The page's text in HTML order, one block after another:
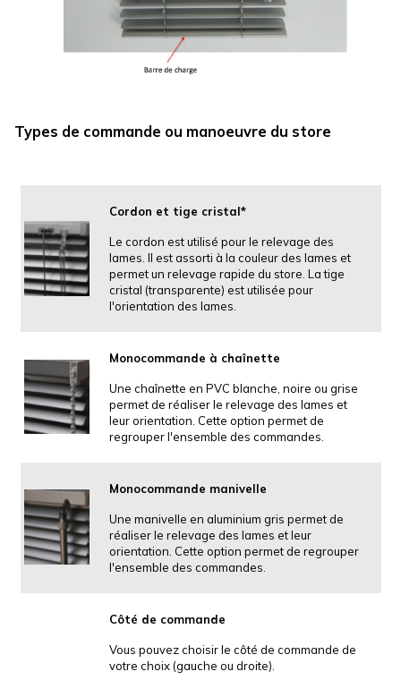
Types de commande ou manoeuvre du store
Cordon et tige cristal*
Le cordon est utilisé pour le relevage des
lames. Il est assorti à la couleur des lames et
permet un relevage rapide du store. La tige
cristal (transparente) est utilisée pour
l'orientation des lames.
Monocommande à chaînette
Une chaînette en PVC blanche, noire ou grise
permet de réaliser le relevage des lames et
leur orientation. Cette option permet de
regrouper l'ensemble des commandes.
Monocommande manivelle
Une manivelle en aluminium gris permet de
réaliser le relevage des lames et leur
orientation. Cette option permet de regrouper
l'ensemble des commandes.
Côté de commande
Vous pouvez choisir le côté de commande de
votre choix (gauche ou droite).